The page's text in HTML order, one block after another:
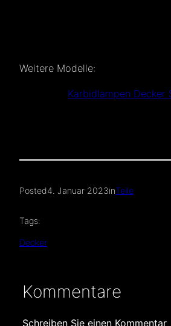
Weitere Modelle:
Karbidlampen Decker
Posted4. Januar 2023inTeile
Tags:
Decker
Kommentare
Schreiben Sie einen Kommentar